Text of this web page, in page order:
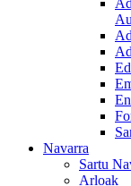
Navarra
Sartu
Arloak